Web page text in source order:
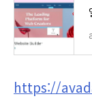
https://